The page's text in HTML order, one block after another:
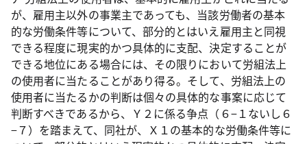
が、雇用主以外の事業主であっても、当該労働者の基本
的な労働条件等について、部分的とはいえ雇用主と同視
できる程度に現実的かつ具体的に支配、決定することが
できる地位にある場合には、その限りにおいて労組法上
の使用者に当たることがあり得る。そして、労組法上の
使用者に当たるかの判断は個々の具体的な事案に応じて
判断すべきであるから、Ｙ２に係る争点（６−１ないし６
−７）を踏まえて、同社が、Ｘ１の基本的な労働条件等に